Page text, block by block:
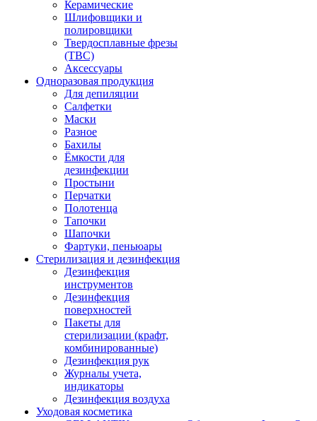
Керамические
Шлифовщики и
полировщики
Твердосплавные фрезы
(ТВС)
Аксессуары
Одноразовая продукция
Для депиляции
Салфетки
Маски
Разное
Бахилы
Ёмкости для
дезинфекции
Простыни
Перчатки
Полотенца
Тапочки
Шапочки
Фартуки, пеньюары
Стерилизация и дезинфекция
Дезинфекция
инструментов
Дезинфекция
поверхностей
Пакеты для
стерилизации (крафт,
комбинированные)
Дезинфекция рук
Журналы учета,
индикаторы
Дезинфекция воздуха
Уходовая косметика